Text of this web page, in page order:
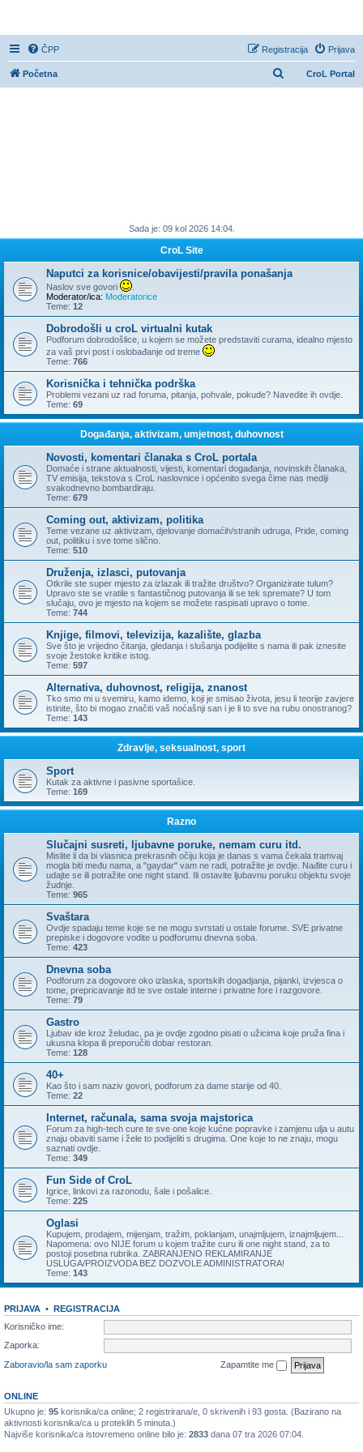
ČPP Prijava
Registracija
CroL Portal
Početna
Sada je: 09 kol 2026 14:04.
CroL Site
Naputci za korisnice/obavijesti/pravila ponašanja
Naslov sve govori
Moderator/ica: Moderatorice
Teme: 12
Dobrodošli u croL virtualni kutak
Podforum dobrodošlice, u kojem se možete predstaviti curama, idealno mjesto
za vaš prvi post i oslobađanje od treme
Teme: 766
Korisnička i tehnička podrška
Problemi vezani uz rad foruma, pitanja, pohvale, pokude? Navedite ih ovdje.
Teme: 69
Događanja, aktivizam, umjetnost, duhovnost
Novosti, komentari članaka s CroL portala
Domaće i strane aktualnosti, vijesti, komentari događanja, novinskih članaka,
TV emisija, tekstova s CroL naslovnice i općenito svega čime nas mediji
svakodnevno bombardiraju.
Teme: 679
Coming out, aktivizam, politika
Teme vezane uz aktivizam, djelovanje domaćih/stranih udruga, Pride, coming
out, politiku i sve tome slično.
Teme: 510
Druženja, izlasci, putovanja
Otkrile ste super mjesto za izlazak ili tražite društvo? Organizirate tulum?
Upravo ste se vratile s fantastičnog putovanja ili se tek spremate? U tom
slučaju, ovo je mjesto na kojem se možete raspisati upravo o tome.
Teme: 744
Knjige, filmovi, televizija, kazalište, glazba
Sve što je vrijedno čitanja, gledanja i slušanja podijelite s nama ili pak iznesite
svoje žestoke kritike istog.
Teme: 597
Alternativa, duhovnost, religija, znanost
Tko smo mi u svemiru, kamo idemo, koji je smisao života, jesu li teorije zavjere
istinite, što bi mogao značiti vaš noćašnji san i je li to sve na rubu onostranog?
Teme: 143
Zdravlje, seksualnost, sport
Sport
Kutak za aktivne i pasivne sportašice.
Teme: 169
Razno
Slučajni susreti, ljubavne poruke, nemam curu itd.
Mislite li da bi vlasnica prekrasnih očiju koja je danas s vama čekala tramvaj
mogla biti među nama, a "gaydar" vam ne radi, potražite je ovdje. Nađite curu i
udajte se ili potražite one night stand. Ili ostavite ljubavnu poruku objektu svoje
žudnje.
Teme: 965
Svaštara
Ovdje spadaju teme koje se ne mogu svrstati u ostale forume. SVE privatne
prepiske i dogovore vodite u podforumu dnevna soba.
Teme: 423
Dnevna soba
Podforum za dogovore oko izlaska, sportskih dogadjanja, pijanki, izvjesca o
tome, prepricavanje itd te sve ostale interne i privatne fore i razgovore.
Teme: 79
Gastro
Ljubav ide kroz želudac, pa je ovdje zgodno pisati o užicima koje pruža fina i
ukusna klopa ili preporučiti dobar restoran.
Teme: 128
40+
Kao što i sam naziv govori, podforum za dame starije od 40.
Teme: 22
Internet, računala, sama svoja majstorica
Forum za high-tech cure te sve one koje kućne popravke i zamjenu ulja u autu
znaju obaviti same i žele to podijeliti s drugima. One koje to ne znaju, mogu
saznati ovdje.
Teme: 349
Fun Side of CroL
Igrice, linkovi za razonodu, šale i pošalice.
Teme: 225
Oglasi
Kupujem, prodajem, mijenjam, tražim, poklanjam, unajmljujem, iznajmljujem...
Napomena: ovo NIJE forum u kojem tražite curu ili one night stand, za to
postoji posebna rubrika. ZABRANJENO REKLAMIRANJE
USLUGA/PROIZVODA BEZ DOZVOLE ADMINISTRATORA!
Teme: 143
PRIJAVA • REGISTRACIJA
Korisničko ime:
Zaporka:
Zaboravio/la sam zaporku
Zapamtite me
ONLINE
Ukupno je: 95 korisnika/ca online; 2 registrirana/e, 0 skrivenih i 93 gosta. (Bazirano na
aktivnosti korisnika/ca u proteklih 5 minuta.)
Najviše korisnika/ca istovremeno online bilo je: 2833 dana 07 tra 2026 07:04.